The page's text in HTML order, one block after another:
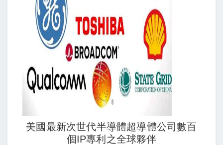
美國最新次世代半導體超導體公司數百
個IP專利之全球夥伴